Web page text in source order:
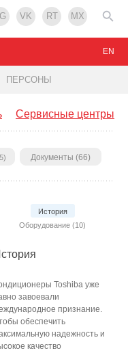
VK RT MX
ПЕРСОНЫ
EN
Сервисные центры
Документы (66)
История
Оборудование (10)
Toshiba уже
завоевали
признание.
обеспечить
надежность и
качество